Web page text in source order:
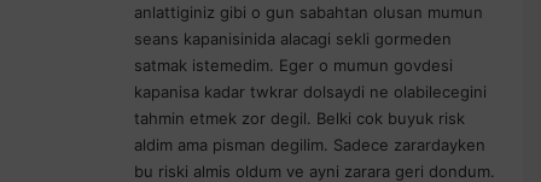
anlattiginiz gibi o gun sabahtan olusan mumun
seans kapanisinida alacagi sekli gormeden
satmak istemedim. Eger o mumun govdesi
kapanisa kadar twkrar dolsaydi ne olabilecegini
tahmin etmek zor degil. Belki cok buyuk risk
aldim ama pisman degilim. Sadece zarardayken
bu riski almis oldum ve ayni zarara geri dondum.